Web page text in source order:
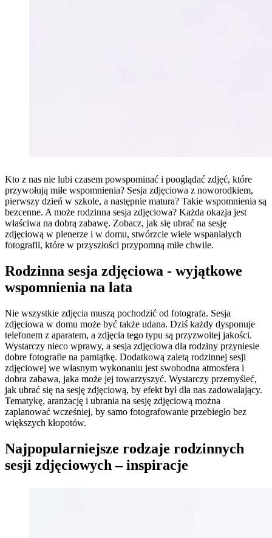
Kto z nas nie lubi czasem powspominać i pooglądać zdjęć, które
przywołują miłe wspomnienia? Sesja zdjęciowa z noworodkiem,
pierwszy dzień w szkole, a następnie matura? Takie wspomnienia są
bezcenne. A może rodzinna sesja zdjęciowa? Każda okazja jest
właściwa na dobrą zabawę. Zobacz, jak się ubrać na sesję
zdjęciową w plenerze i w domu, stwórzcie wiele wspaniałych
fotografii, które w przyszłości przypomną miłe chwile.
Rodzinna sesja zdjęciowa - wyjątkowe
wspomnienia na lata
Nie wszystkie zdjęcia muszą pochodzić od fotografa. Sesja
zdjęciowa w domu może być także udana. Dziś każdy dysponuje
telefonem z aparatem, a zdjęcia tego typu są przyzwoitej jakości.
Wystarczy nieco wprawy, a sesja zdjęciowa dla rodziny przyniesie
dobre fotografie na pamiątkę. Dodatkową zaletą rodzinnej sesji
zdjęciowej we własnym wykonaniu jest swobodna atmosfera i
dobra zabawa, jaka może jej towarzyszyć. Wystarczy przemyśleć,
jak ubrać się na sesję zdjęciową, by efekt był dla nas zadowalający.
Tematykę, aranżację i ubrania na sesję zdjęciową można
zaplanować wcześniej, by samo fotografowanie przebiegło bez
większych kłopotów.
Najpopularniejsze rodzaje rodzinnych
sesji zdjęciowych – inspiracje